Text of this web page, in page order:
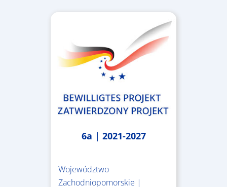
6a | 2021-2027
Województwo
Zachodniopomorskie |